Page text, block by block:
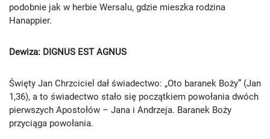
podobnie jak w herbie Wersalu, gdzie mieszka rodzina
Hanappier.
Dewiza: DIGNUS EST AGNUS
Święty Jan Chrzciciel dał świadectwo: „Oto baranek Boży” (Jan
1,36), a to świadectwo stało się początkiem powołania dwóch
pierwszych Apostołów – Jana i Andrzeja. Baranek Boży
przyciąga powołania.